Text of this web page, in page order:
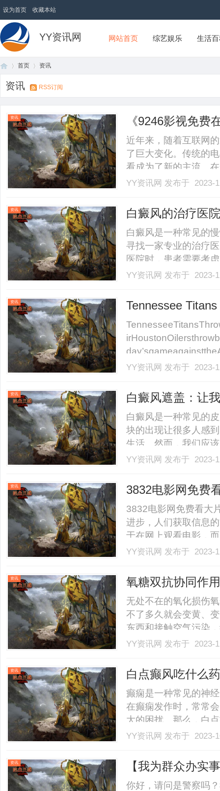
设为首页 收藏本站
YY资讯网 网站首页 综艺娱乐 生活
首页 资讯
资讯 RSS订阅
资讯
《9246影视免
盛宴
近年来，随着互联网
了巨大变化。传统的
看成为了新的主流。
欢迎的一家。9246影
便可直接观看各类电
YY资讯网 发布于 2023-
资讯 白癜风的治疗医院
白癜风是一种常见的
寻找一家专业的治疗
医院时，患者需要考
丰富经验的医院。白
上搜索医院的背景信
应.........
YY资讯网 发布于 2023-
资讯 Tennessee
YY资讯网 发布于 2023-
资讯 白癜风遮盖：让
白癜风是一种常见的
块的出现让很多人感
生活。然而，我们应
义美丽。首先，白癜
个人的个体差异，并
并.........
YY资讯网 发布于 2023-
资讯 3832电影网免费
3832电影网免费看大
进步，人们获取信息
于在网上观看电影，
3832电影网是一个专
片、喜剧片等。无论
YY资讯网 发布于 2023-
资讯
氧糖双抗协同作
福音！
无处不在的氧化损伤
不了多久就会变黄、
东西和接触空气污染
太多的自由基会伤害
了，就会攻击皮肤里
纤.........
YY资讯网 发布于 2023-
资讯 白点癫风吃什么
癫痫是一种常见的神
在癫痫发作时，常常
大的困扰。那么，白
绍几种常用的治疗白
抑制大脑过度兴奋的
状.........
YY资讯网 发布于 2023-
资讯
【我为群众办实
度帮找回
你好，请问是警察吗